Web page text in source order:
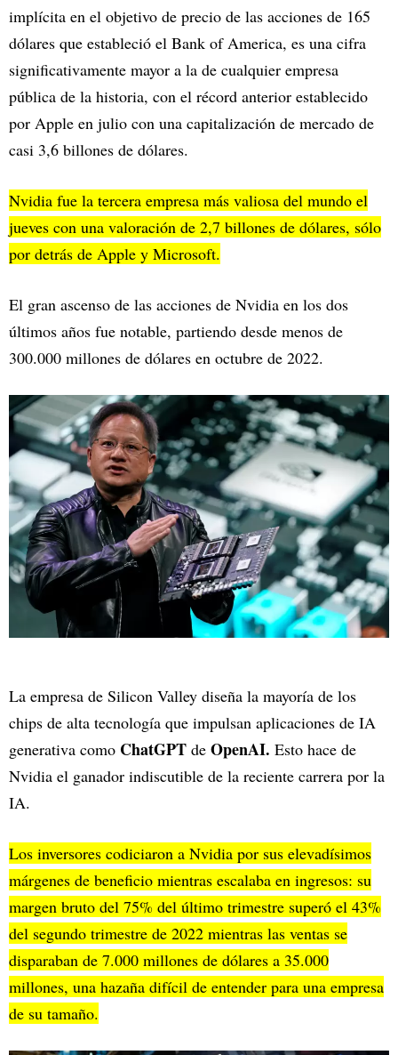
implícita en el objetivo de precio de las acciones de 165
dólares que estableció el Bank of America, es una cifra
significativamente mayor a la de cualquier empresa
pública de la historia, con el récord anterior establecido
por Apple en julio con una capitalización de mercado de
casi 3,6 billones de dólares.
Nvidia fue la tercera empresa más valiosa del mundo el
jueves con una valoración de 2,7 billones de dólares, sólo
por detrás de Apple y Microsoft.
El gran ascenso de las acciones de Nvidia en los dos
últimos años fue notable, partiendo desde menos de
300.000 millones de dólares en octubre de 2022.
La empresa de Silicon Valley diseña la mayoría de los
chips de alta tecnología que impulsan aplicaciones de IA
generativa como ChatGPT de OpenAI. Esto hace de
Nvidia el ganador indiscutible de la reciente carrera por la
IA.
Los inversores codiciaron a Nvidia por sus elevadísimos
márgenes de beneficio mientras escalaba en ingresos: su
margen bruto del 75% del último trimestre superó el 43%
del segundo trimestre de 2022 mientras las ventas se
disparaban de 7.000 millones de dólares a 35.000
millones, una hazaña difícil de entender para una empresa
de su tamaño.